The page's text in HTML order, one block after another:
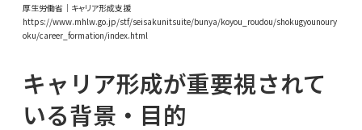
厚生労働省｜キャリア形成支援
https://www.mhlw.go.jp/stf/seisakunitsuite/bunya/koyou_roudou/shokugyounoury
oku/career_formation/index.html
キャリア形成が重要視されて
いる背景・目的